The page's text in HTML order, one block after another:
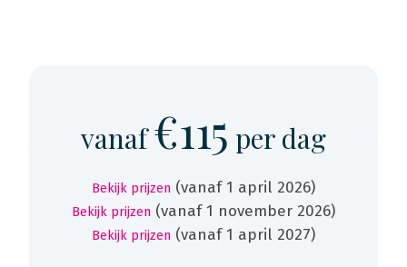
vanaf€115 per dag
Bekijk prijzen (vanaf 1 april 2026)
Bekijk prijzen (vanaf 1 november 2026)
Bekijk prijzen (vanaf 1 april 2027)